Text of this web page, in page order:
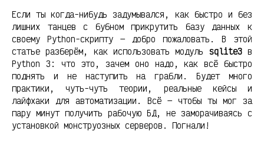
Если ты когда-нибудь задумывался, как быстро и без
лишних танцев с бубном прикрутить базу данных к
своему Python-скрипту — добро пожаловать. В этой
статье разберём, как использовать модуль sqlite3в
Python 3: что это, зачем оно надо, как всё быстро
поднять и не наступить на грабли. Будет много
практики, чуть-чуть теории, реальные кейсы и
лайфхаки для автоматизации. Всё — чтобы ты мог за
пару минут получить рабочую БД, не заморачиваясь с
установкой монструозных серверов. Погнали!